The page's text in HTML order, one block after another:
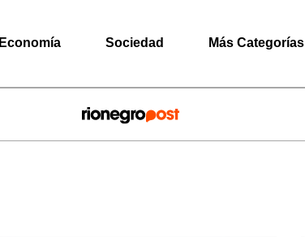
Economía Sociedad Más Categorías